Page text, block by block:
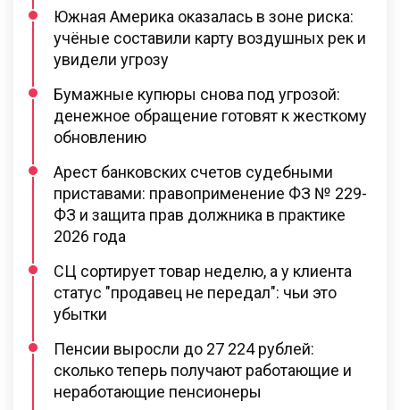
Южная Америка оказалась в зоне риска:
учёные составили карту воздушных рек и
увидели угрозу
Бумажные купюры снова под угрозой:
денежное обращение готовят к жесткому
обновлению
Арест банковских счетов судебными
приставами: правоприменение ФЗ № 229-
ФЗ и защита прав должника в практике
2026 года
СЦ сортирует товар неделю, а у клиента
статус "продавец не передал": чьи это
убытки
Пенсии выросли до 27 224 рублей:
сколько теперь получают работающие и
неработающие пенсионеры